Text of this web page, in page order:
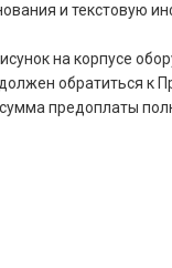
и текстовую
на корпусе
обратиться к
предоплаты